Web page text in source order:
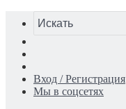
статья
Вход / Регистрация
Мы в соцсетях